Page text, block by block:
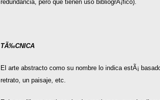
redundancia, pero que tienen uso bibliogrÃ¡fico).
TÃ‰CNICA
El arte abstracto como su nombre lo indica estÃ¡
retrato, un paisaje, etc.